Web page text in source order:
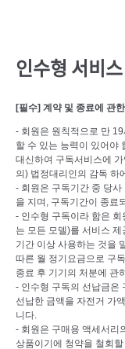
인수형 서비
[필수] 계약 및 종료에 관
- 회원은 원칙적으로 만
할 수 있는 능력이 있어야
대신하여 구독서비스에
의) 법정대리인의 감독 하
- 회원은 구독기간 중 당
을 지며, 구독기간이 종료
- 인수형 구독이라 함은
는 모든 모델)를 서비스
기간 이상 사용하는 것을
따른 월 정기요금으로 구
종료 후 기기의 처분에 관
- 인수형 구독의 선납금은
선납한 금액을 자전거 가
니다.
- 회원은 구매용 액세서리
상품이기에 청약을 철회